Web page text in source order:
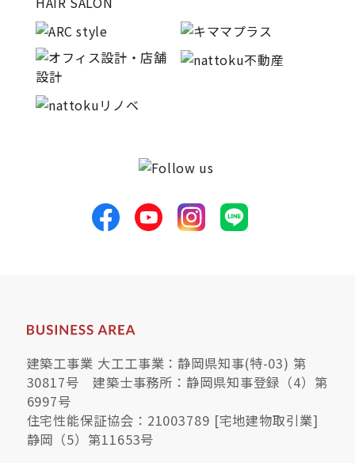
建築工事業 大工工事業：静岡県知事(特-03) 第
30817号 建築士事務所：静岡県知事登録（4）第
6997号
住宅性能保証協会：21003789 [宅地建物取引業]
静岡（5）第11653号